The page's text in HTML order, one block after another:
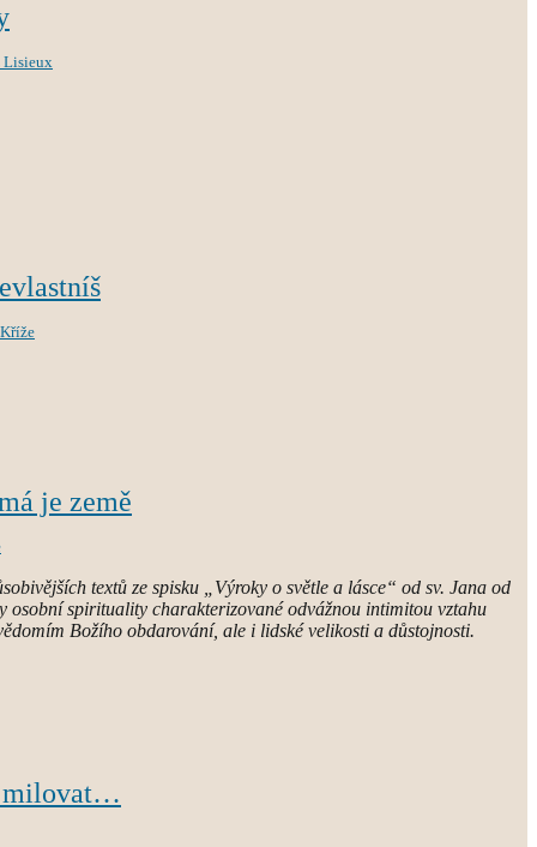
Lisieux
je země
textů ze spisku „Výroky o světle a lásce“ od sv. Jana od
osobní spirituality charakterizované odvážnou intimitou vztahu
Božího obdarování, ale i lidské velikosti a důstojnosti.
milovat…